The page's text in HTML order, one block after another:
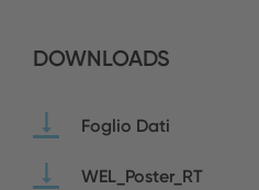
DOWNLOADS
Foglio Dati
WEL_Poster_RT